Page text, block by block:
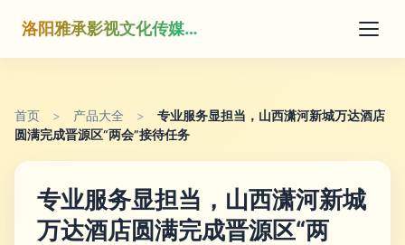
洛阳雅承影视文化传媒有限公司
首页 > 产品大全 >
专业服务显担当，山西潇河新城万达酒店
圆满完成晋源区“两会”接待任务
专业服务显担当，山西潇河新城
万达酒店圆满完成晋源区“两